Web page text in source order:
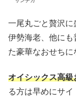
一尾丸ごと贅沢に
伊勢海老、他にも
た豪華なおせちに
オイシックス高
る方は早めにサイ